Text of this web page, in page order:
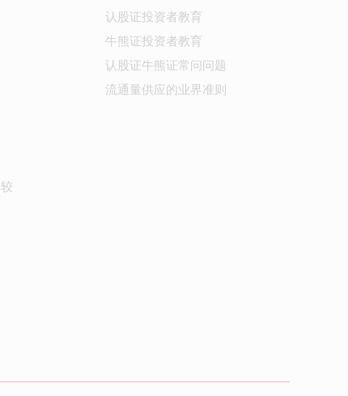
认股证投资者教育
牛熊证投资者教育
认股证牛熊证常问问题
流通量供应的业界准则